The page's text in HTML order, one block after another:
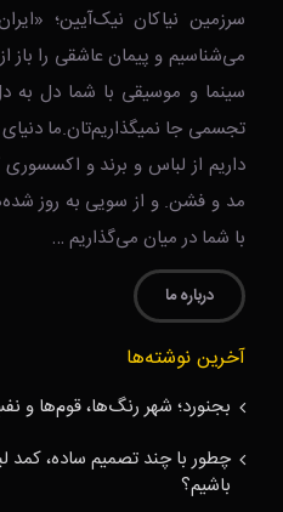
سرزمین نیاکان نیک‌‌‌آیین؛
می‌شناسیم و پیمان عاشقی را باز
سینما و موسیقی با شما دل به
تجسمی جا نمیگذاریم‌تان.ما
داریم از لباس و برند و
مد و فشن. و از سویی به روز
با شما در میان می‌گذاریم …
درباره ما
آخرین نوشته‌ها
بجنورد؛ شهر رنگ‌ها، قوم‌ها و
چطور با چند تصمیم ساده، کمد
باشیم؟